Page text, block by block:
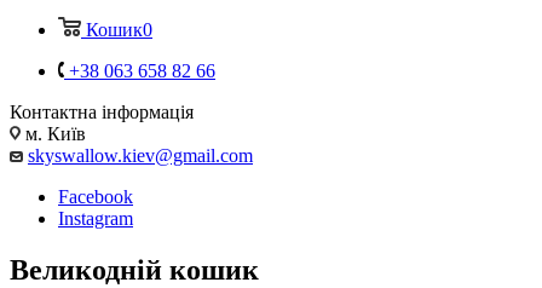
Кошик0
+38 063 658 82 66
Контактна інформація
м. Київ
skyswallow.kiev@gmail.com
Facebook
Instagram
Великодній кошик